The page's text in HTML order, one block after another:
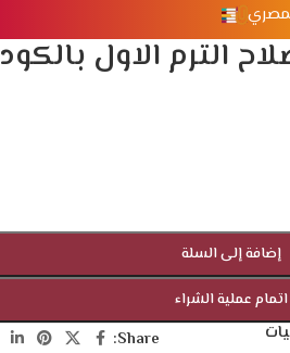
الترم الاول بالكود
إضافة إلى السلة
اتمام عملية الشراء
Share: